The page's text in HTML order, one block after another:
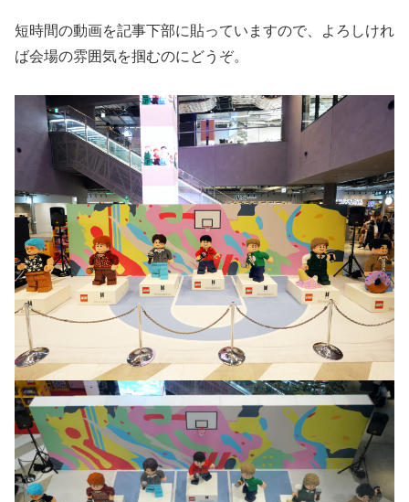
短時間の動画を記事下部に貼っていますので、よろしけれ
ば会場の雰囲気を掴むのにどうぞ。